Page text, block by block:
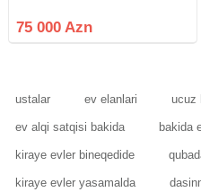
olduğu üçün qiymətdə endirim
mümkündür. Bu ev əlverişli şəraiti,
75 000 Azn
ustalar ev elanlari ucuz
ev alqi satqisi bakida bakida
kiraye evler bineqedide
kiraye evler yasamalda